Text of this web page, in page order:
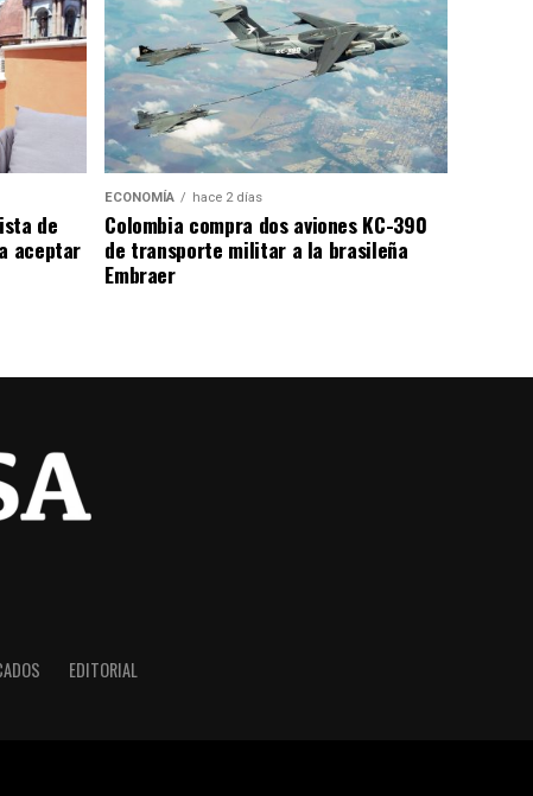
de
aceptar
ECONOMÍA hace 2 días
Colombia compra dos aviones KC-390
de transporte militar a la brasileña
Embraer
EDITORIAL